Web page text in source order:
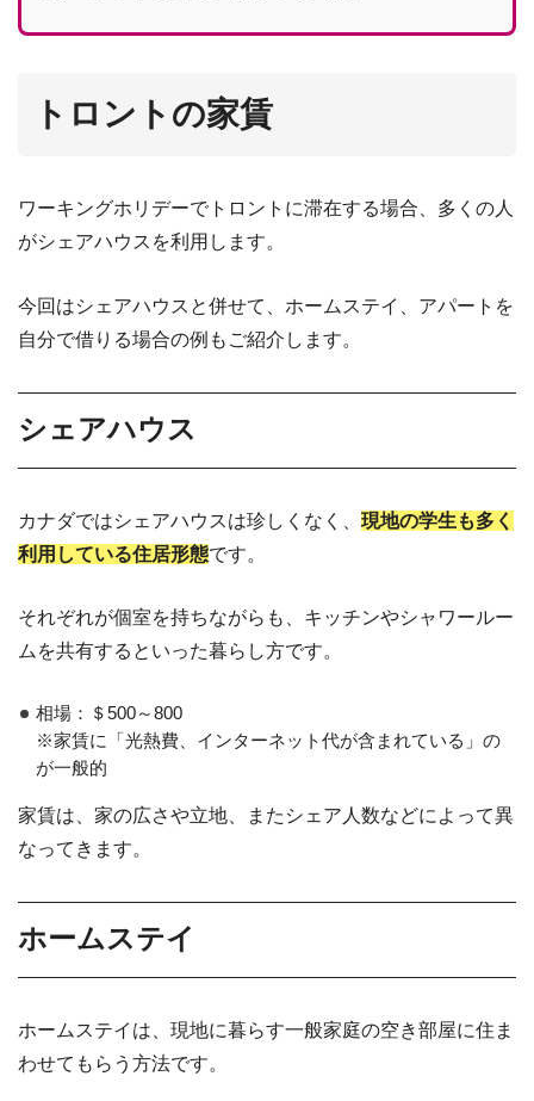
トロントの家賃
ワーキングホリデーでトロントに滞在する場合、多くの人
がシェアハウスを利用します。
今回はシェアハウスと併せて、ホームステイ、アパートを
自分で借りる場合の例もご紹介します。
シェアハウス
カナダではシェアハウスは珍しくなく、 現地の学生も多く
利用している住居形態です。
それぞれが個室を持ちながらも、キッチンやシャワールー
ムを共有するといった暮らし方です。
相場：＄500～800
※家賃に「光熱費、インターネット代が含まれている」の
が一般的
家賃は、家の広さや立地、またシェア人数などによって異
なってきます。
ホームステイ
ホームステイは、現地に暮らす一般家庭の空き部屋に住ま
わせてもらう方法です。